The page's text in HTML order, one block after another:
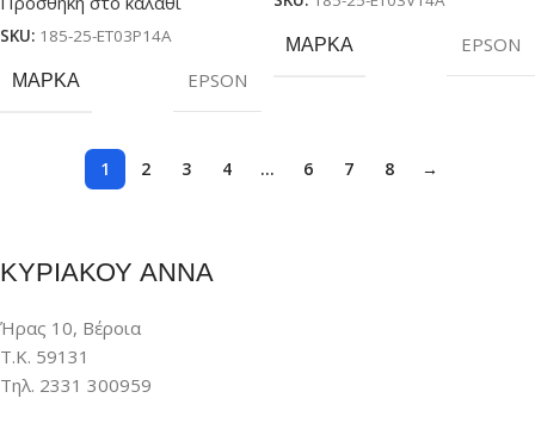
SKU: 185-25-ET03P14A
ΜΆΡΚΑ EPSON
ΜΆΡΚΑ EPSON
1 2 3 4 … 6 7 8 →
ΚΥΡΙΑΚΟΥ ΑΝΝΑ
Ήρας 10, Βέροια
Τ.Κ. 59131
Τηλ. 2331 300959